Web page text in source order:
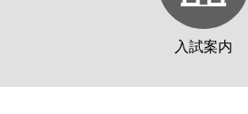
入試案内